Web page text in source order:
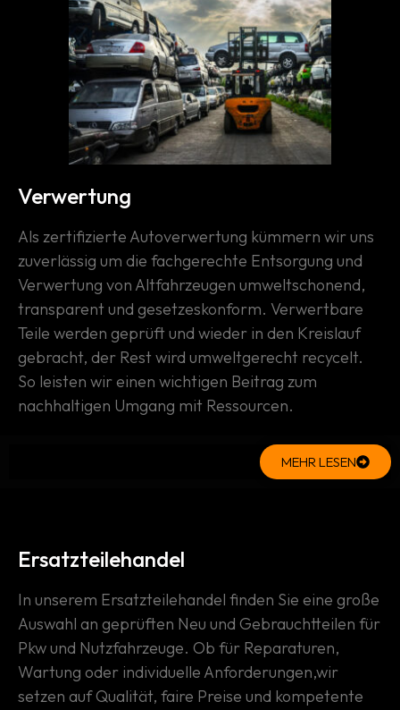
Verwertung
Als zertifizierte Autoverwertung kümmern wir uns
zuverlässig um die fachgerechte Entsorgung und
Verwertung von Altfahrzeugen umweltschonend,
transparent und gesetzeskonform. Verwertbare
Teile werden geprüft und wieder in den Kreislauf
gebracht, der Rest wird umweltgerecht recycelt.
So leisten wir einen wichtigen Beitrag zum
nachhaltigen Umgang mit Ressourcen.
MEHR LESEN
Ersatzteilehandel
In unserem Ersatzteilehandel finden Sie eine große
Auswahl an geprüften Neu und Gebrauchtteilen für
Pkw und Nutzfahrzeuge. Ob für Reparaturen,
Wartung oder individuelle Anforderungen,wir
setzen auf Qualität, faire Preise und kompetente